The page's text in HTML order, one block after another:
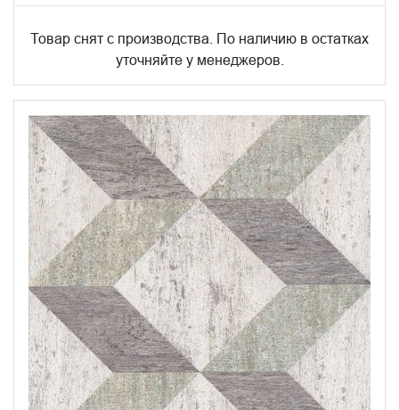
Товар снят с производства. По наличию в остатках
уточняйте у менеджеров.